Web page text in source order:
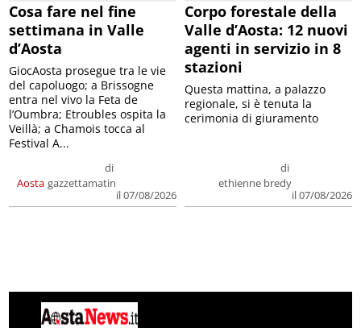
Cosa fare nel fine
settimana in Valle
d’Aosta
Aosta
di
gazzettamatin
il 07/08/2026
GiocAosta prosegue tra le vie
del capoluogo; a Brissogne
entra nel vivo la Feta de
l’Oumbra; Etroubles ospita la
Veillà; a Chamois tocca al
Festival A...
Corpo forestale della
Valle d’Aosta: 12 nuovi
agenti in servizio in 8
stazioni
di
ethienne bredy
il 07/08/2026
Questa mattina, a palazzo
regionale, si è tenuta la
cerimonia di giuramento